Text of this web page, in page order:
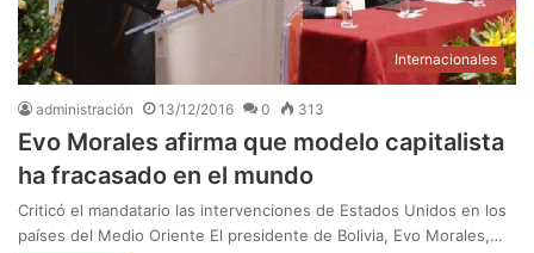
Internacionales
administración 13/12/2016 0 313
Evo Morales afirma que modelo capitalista
ha fracasado en el mundo
Criticó el mandatario las intervenciones de Estados Unidos en los
países del Medio Oriente El presidente de Bolivia, Evo Morales,…